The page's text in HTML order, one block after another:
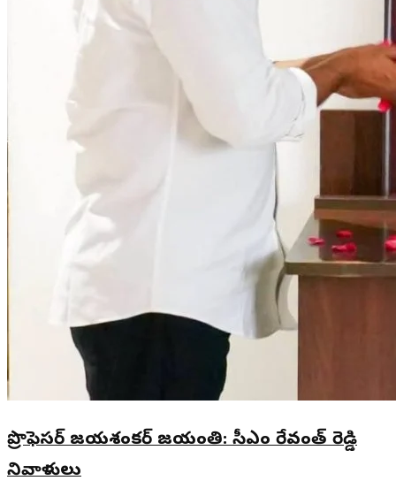
ప్రొఫెసర్ జయశంకర్ జయంతి: సీఎం రేవంత్ రెడ్డి
నివాళులు